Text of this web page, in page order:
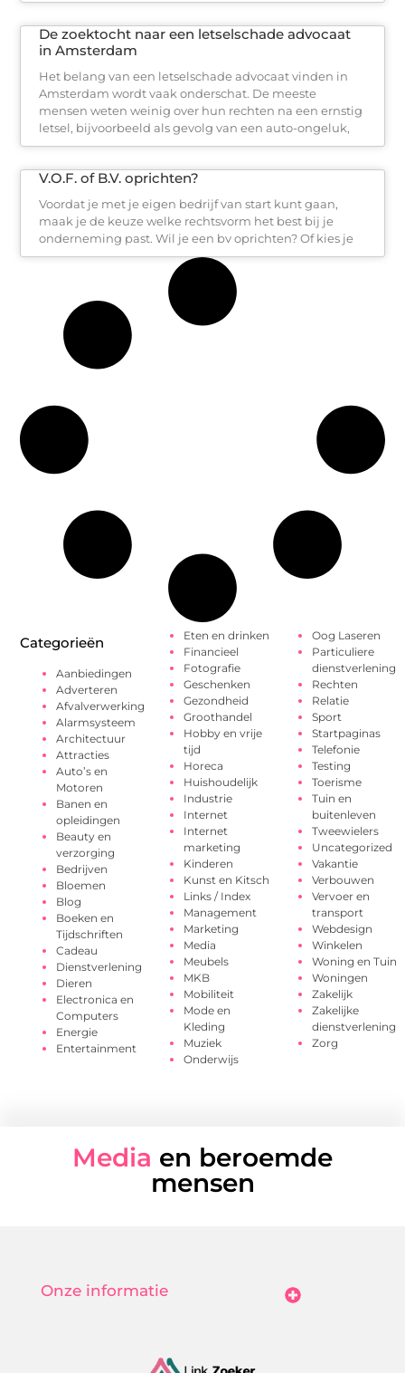
De zoektocht naar een letselschade advocaat
in Amsterdam
Het belang van een letselschade advocaat vinden in
Amsterdam wordt vaak onderschat. De meeste
mensen weten weinig over hun rechten na een ernstig
letsel, bijvoorbeeld als gevolg van een auto-ongeluk,
V.O.F. of B.V. oprichten?
Voordat je met je eigen bedrijf van start kunt gaan,
maak je de keuze welke rechtsvorm het best bij je
onderneming past. Wil je een bv oprichten? Of kies je
Categorieën
Aanbiedingen
Adverteren
Afvalverwerking
Alarmsysteem
Architectuur
Attracties
Auto’s en
Motoren
Banen en
opleidingen
Beauty en
verzorging
Bedrijven
Bloemen
Blog
Boeken en
Tijdschriften
Cadeau
Dienstverlening
Dieren
Electronica en
Computers
Energie
Entertainment
Eten en drinken
Financieel
Fotografie
Geschenken
Gezondheid
Groothandel
Hobby en vrije
tijd
Horeca
Huishoudelijk
Industrie
Internet
Internet
marketing
Kinderen
Kunst en Kitsch
Links / Index
Management
Marketing
Media
Meubels
MKB
Mobiliteit
Mode en
Kleding
Muziek
Onderwijs
Oog Laseren
Particuliere
dienstverlening
Rechten
Relatie
Sport
Startpaginas
Telefonie
Testing
Toerisme
Tuin en
buitenleven
Tweewielers
Uncategorized
Vakantie
Verbouwen
Vervoer en
transport
Webdesign
Winkelen
Woning en Tuin
Woningen
Zakelijk
Zakelijke
dienstverlening
Zorg
Media en beroemde
mensen
Onze informatie